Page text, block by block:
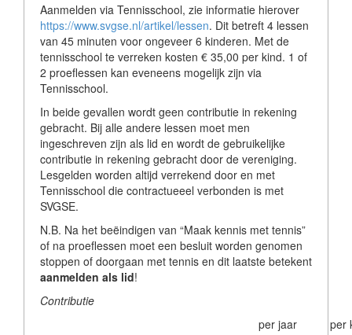
Aanmelden via Tennisschool, zie informatie hierover
https://www.svgse.nl/artikel/lessen. Dit betreft 4 lessen
van 45 minuten voor ongeveer 6 kinderen. Met de
tennisschool te verreken kosten € 35,00 per kind. 1 of
2 proeflessen kan eveneens mogelijk zijn via
Tennisschool.
In beide gevallen wordt geen contributie in rekening
gebracht. Bij alle andere lessen moet men
ingeschreven zijn als lid en wordt de gebruikelijke
contributie in rekening gebracht door de vereniging.
Lesgelden worden altijd verrekend door en met
Tennisschool die contractueeel verbonden is met
SVGSE.
N.B. Na het beëindigen van “Maak kennis met tennis”
of na proeflessen moet een besluit worden genomen
stoppen of doorgaan met tennis en dit laatste betekent
aanmelden als lid!
Contributie
per jaar
per